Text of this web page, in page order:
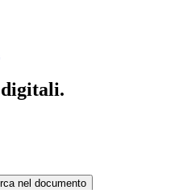
nel documento